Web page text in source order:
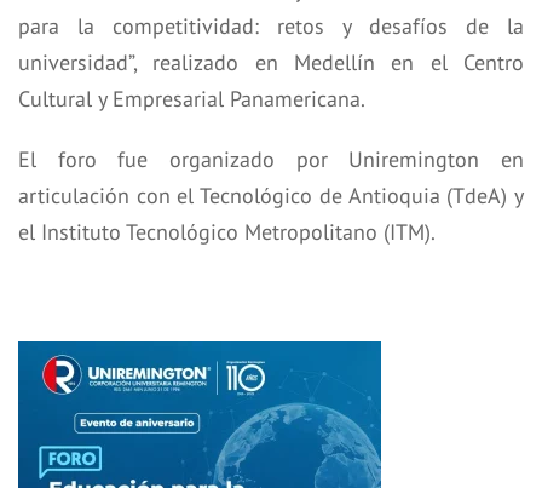
para la competitividad: retos y desafíos de la
universidad”, realizado en Medellín en el Centro
Cultural y Empresarial Panamericana.
El foro fue organizado por Uniremington en
articulación con el Tecnológico de Antioquia (TdeA) y
el Instituto Tecnológico Metropolitano (ITM).